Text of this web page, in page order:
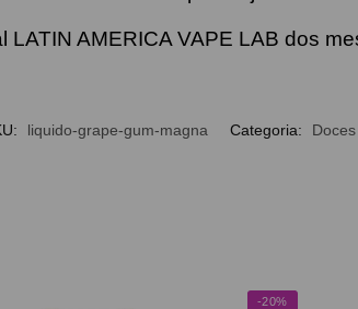
LATIN AMERICA VAPE LAB dos
liquido-grape-gum-magna Categoria:
-20%